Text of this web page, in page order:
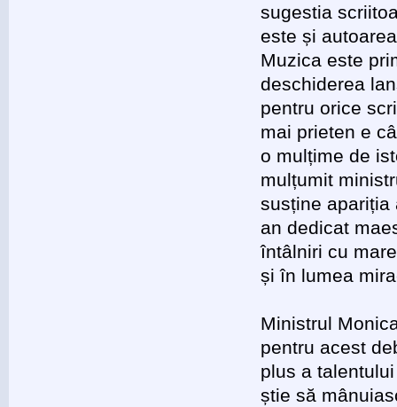
sugestia
este și
Muzica este
deschiderea
pentru orice
mai prieten e
o mulțime de
mulțumit
susține apariția
an dedicat
întâlniri cu
și în lumea
Ministrul
pentru acest
plus a
știe să